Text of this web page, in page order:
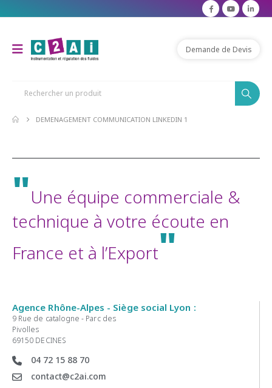
Demande de Devis
DEMENAGEMENT COMMUNICATION LINKEDIN 1
"Une équipe commerciale &
technique à votre écoute en
France et à l’Export"
Agence Rhône-Alpes - Siège social Lyon :
9 Rue de catalogne - Parc des
Pivolles
69150 DECINES
04 72 15 88 70
contact@c2ai.com